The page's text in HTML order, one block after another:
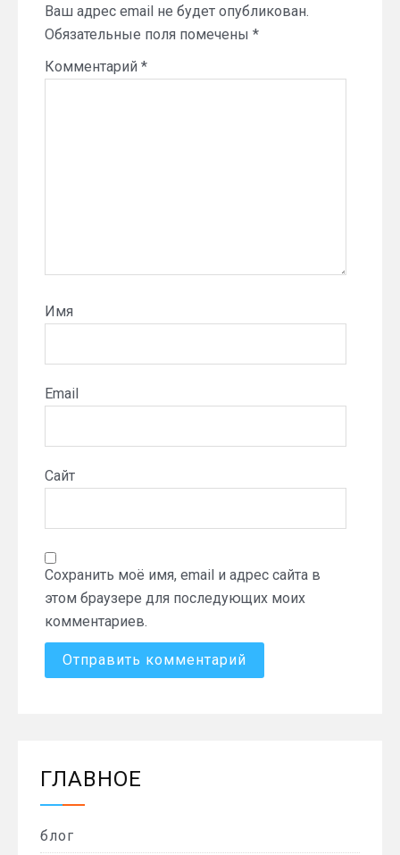
Ваш адрес email не будет опубликован.
Обязательные поля помечены *
Комментарий *
Имя
Email
Сайт
Сохранить моё имя, email и адрес сайта в
этом браузере для последующих моих
комментариев.
ГЛАВНОЕ
блог